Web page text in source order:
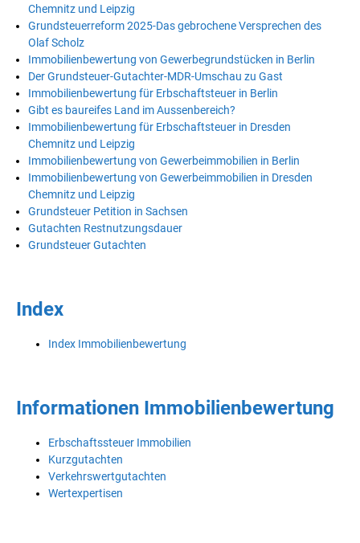
Chemnitz und Leipzig
Grundsteuerreform 2025-Das gebrochene Versprechen des
Olaf Scholz
Immobilienbewertung von Gewerbegrundstücken in Berlin
Der Grundsteuer-Gutachter-MDR-Umschau zu Gast
Immobilienbewertung für Erbschaftsteuer in Berlin
Gibt es baureifes Land im Aussenbereich?
Immobilienbewertung für Erbschaftsteuer in Dresden
Chemnitz und Leipzig
Immobilienbewertung von Gewerbeimmobilien in Berlin
Immobilienbewertung von Gewerbeimmobilien in Dresden
Chemnitz und Leipzig
Grundsteuer Petition in Sachsen
Gutachten Restnutzungsdauer
Grundsteuer Gutachten
Index
Index Immobilienbewertung
Informationen Immobilienbewertung
Erbschaftssteuer Immobilien
Kurzgutachten
Verkehrswertgutachten
Wertexpertisen